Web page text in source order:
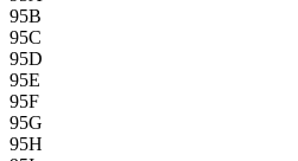
95B
95C
95D
95E
95F
95G
95H